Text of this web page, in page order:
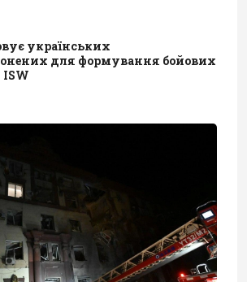
українських
для формування бойових
ISW